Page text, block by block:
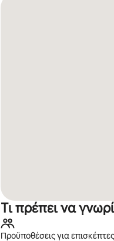
Τι πρέπει να
Προϋποθέσεις για επισκέπτες